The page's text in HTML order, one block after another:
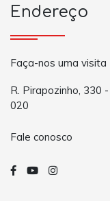
Endereço
Faça-nos uma visita
R. Pirapozinho, 330
020
Fale conosco